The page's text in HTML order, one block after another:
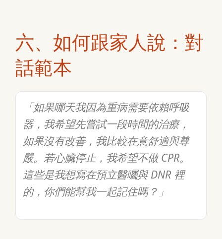
六、如何跟家人說：對
話範本
「如果哪天我因為重病需要依賴呼吸
器，我希望先嘗試一段時間的治療，
如果沒有改善，我比較在意舒適與尊
嚴。若心臟停止，我希望不做 CPR。
這些是我想寫在預立醫囑與 DNR 裡
的，你們能幫我一起記住嗎？」